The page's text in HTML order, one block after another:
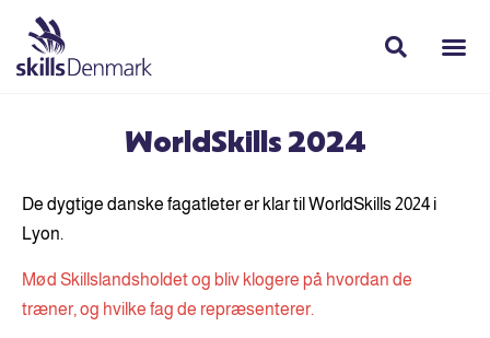
WorldSkills 2024
De dygtige danske fagatleter er klar til WorldSkills 2024 i
Lyon.
Mød Skillslandsholdet og bliv klogere på hvordan de
træner, og hvilke fag de repræsenterer.